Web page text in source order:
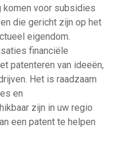
komen voor subsidies
die gericht zijn op het
eigendom.
financiële
patenteren van ideeën,
Het is raadzaam
en
zijn in uw regio
een patent te helpen